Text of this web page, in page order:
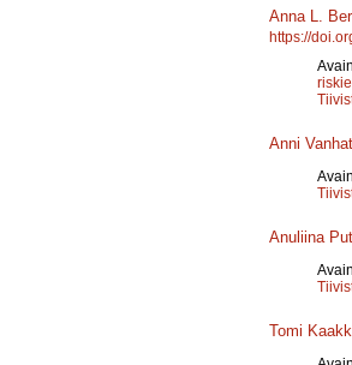
Anna L.
https://
Anni
Anuliina
Tomi